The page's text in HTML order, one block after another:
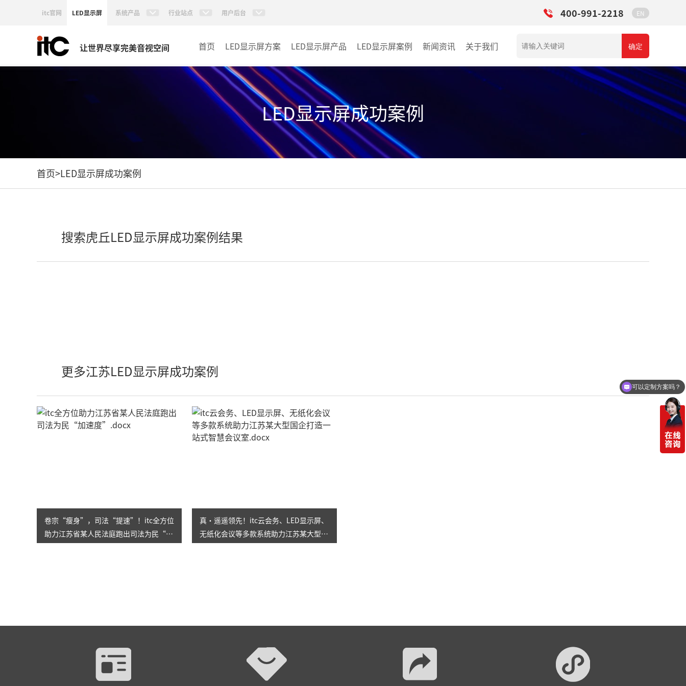
itc官网 LED显示屏 系统产品 行业站点 用户后台 400-991-2218 EN
让世界尽享完美音视空间 首页 LED显示屏方案 LED显示屏产品
小间距LED显示屏
室内LED显示屏
户外LED显示屏
租赁LED显示屏
LED显示屏案例
户外
其它
新闻资讯 关于我们 确定
LED显示屏成功案例
首页>LED显示屏成功案例
搜索虎丘LED显示屏成功案例结果
更多江苏LED显示屏成功案例
卷宗“瘦身”，司法“提速”！itc全方位
助力江苏省某人民法庭跑出司法为民“加
真·遥遥领先！itc云会务、LED显示屏、
无纸化会议等多款系统助力江苏某大型国
可以定制方案吗？